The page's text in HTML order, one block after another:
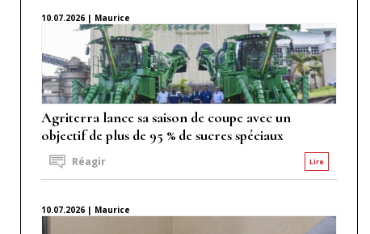
10.07.2026 | Maurice
Agriterra lance sa saison de coupe avec un
objectif de plus de 95 % de sucres spéciaux
Lire
Réagir
10.07.2026 | Maurice